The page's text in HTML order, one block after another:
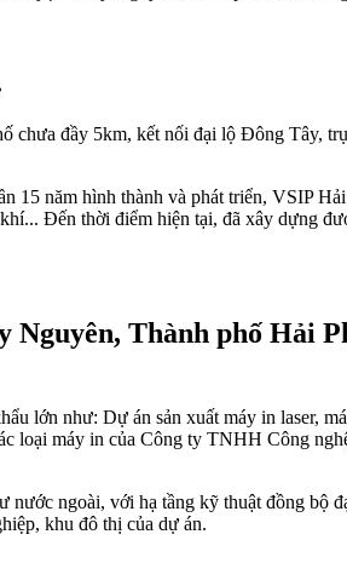
chưa đầy 5km, kết nối đại lộ Đông Tây,
15 năm hình thành và phát triển, VSIP
Đến thời điểm hiện tại, đã xây dựng
Nguyên, Thành phố Hải
lớn như: Dự án sản xuất máy in laser,
loại máy in của Công ty TNHH Công
ngoài, với hạ tầng kỹ thuật đồng bộ
khu đô thị của dự án.